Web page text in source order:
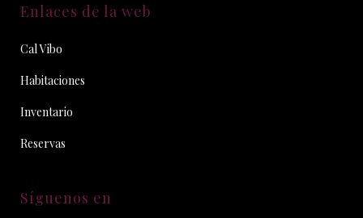
Enlaces de la web
Cal Vibo
Habitaciones
Inventario
Reservas
Síguenos en